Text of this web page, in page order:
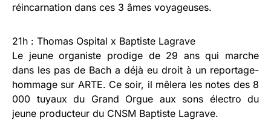
réincarnation dans ces 3 âmes voyageuses.
21h : Thomas Ospital x Baptiste Lagrave
Le jeune organiste prodige de 29 ans qui marche
dans les pas de Bach a déjà eu droit à un reportage-
hommage sur ARTE. Ce soir, il mêlera les notes des 8
000 tuyaux du Grand Orgue aux sons électro du
jeune producteur du CNSM Baptiste Lagrave.